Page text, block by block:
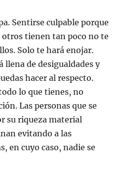
Sentirse culpable porque
tienen tan poco no te
Solo te hará enojar.
llena de desigualdades y
hacer al respecto.
lo que tienes, no
Las personas que se
su riqueza material
evitando a las
en cuyo caso, nadie se